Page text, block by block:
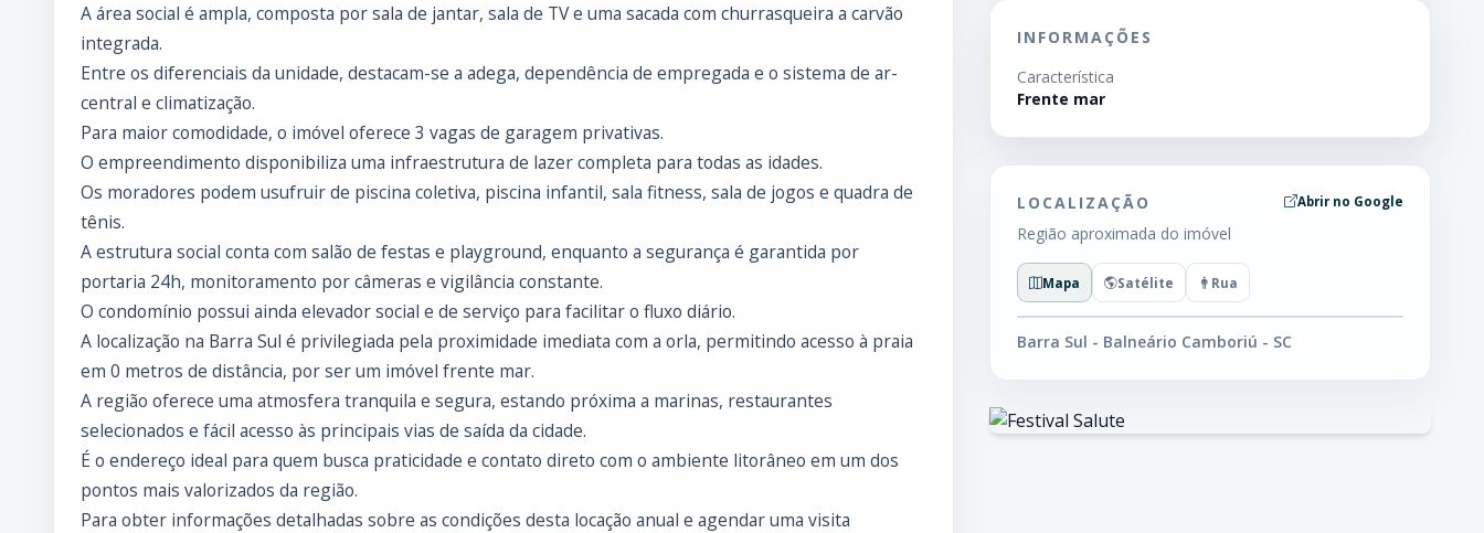
A área social é ampla, composta por sala de jantar, sala de TV e uma sacada com churrasqueira a carvão
integrada.
Entre os diferenciais da unidade, destacam-se a adega, dependência de empregada e o sistema de ar-
central e climatização.
Para maior comodidade, o imóvel oferece 3 vagas de garagem privativas.
O empreendimento disponibiliza uma infraestrutura de lazer completa para todas as idades.
Os moradores podem usufruir de piscina coletiva, piscina infantil, sala fitness, sala de jogos e quadra de
tênis.
A estrutura social conta com salão de festas e playground, enquanto a segurança é garantida por
portaria 24h, monitoramento por câmeras e vigilância constante.
O condomínio possui ainda elevador social e de serviço para facilitar o fluxo diário.
A localização na Barra Sul é privilegiada pela proximidade imediata com a orla, permitindo acesso à praia
em 0 metros de distância, por ser um imóvel frente mar.
A região oferece uma atmosfera tranquila e segura, estando próxima a marinas, restaurantes
selecionados e fácil acesso às principais vias de saída da cidade.
É o endereço ideal para quem busca praticidade e contato direto com o ambiente litorâneo em um dos
pontos mais valorizados da região.
Para obter informações detalhadas sobre as condições desta locação anual e agendar uma visita
INFORMAÇÕES
Característica
Frente mar
LOCALIZAÇÃO
Região aproximada do imóvel
Abrir no Google
Mapa Satélite Rua
Barra Sul - Balneário Camboriú - SC